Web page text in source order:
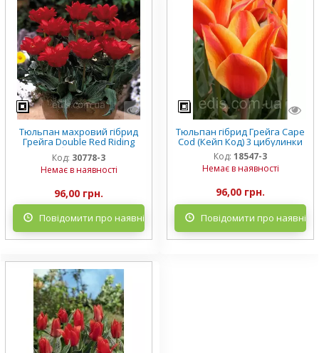
Тюльпан махровий гібрид
Грейга Double Red Riding
Hood (Дабл Ред рідін Худ) 3
цибулини
Код: 30778-3
Немає в наявності
96,00 грн.
Повідомити про наявність
Тюльпан гібрид Грейга Cape
Cod (Кейп Код) 3 цибулинки
Код: 18547-3
Немає в наявності
96,00 грн.
Повідомити про